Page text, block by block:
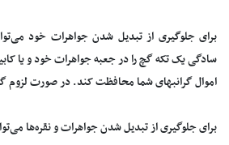
برای جلوگیری از تبدیل شدن جواهرات خود
سادگی یک تکه گچ را در جعبه جواهرات خود و یا
اموال گرانبهای شما محافظت کند. در صورت لزوم
برای جلوگیری از تبدیل شدن جواهرات و نقره‌ها